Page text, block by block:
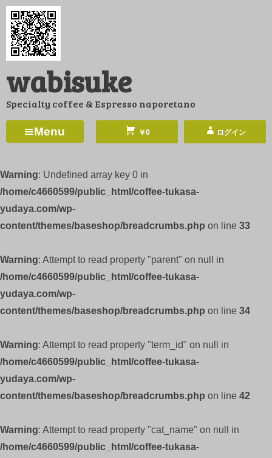
コ
ン
ツ
ス
ッ
wabisuke
Specialty coffee & Espresso naporetano
Menu ￥0 ログイン
Warning: Undefined array key 0 in
/home/c4660599/public_html/coffee-tukasa-
yudaya.com/wp-
content/themes/baseshop/breadcrumbs.php on line 33
Warning: Attempt to read property "parent" on null in
/home/c4660599/public_html/coffee-tukasa-
yudaya.com/wp-
content/themes/baseshop/breadcrumbs.php on line 34
Warning: Attempt to read property "term_id" on null in
/home/c4660599/public_html/coffee-tukasa-
yudaya.com/wp-
content/themes/baseshop/breadcrumbs.php on line 42
Warning: Attempt to read property "cat_name" on null in
/home/c4660599/public_html/coffee-tukasa-